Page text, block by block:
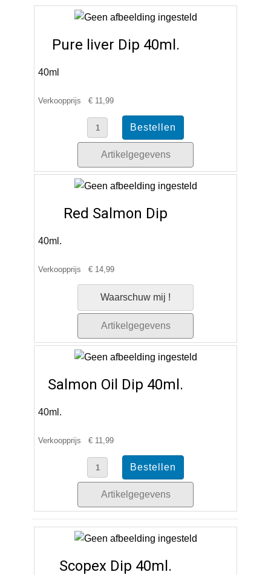
Pure liver Dip 40ml.
40ml
Verkoopprijs € 11,99
Artikelgegevens
Red Salmon Dip
40ml.
Verkoopprijs € 14,99
Waarschuw mij !
Artikelgegevens
Salmon Oil Dip 40ml.
40ml.
Verkoopprijs € 11,99
Artikelgegevens
Scopex Dip 40ml.